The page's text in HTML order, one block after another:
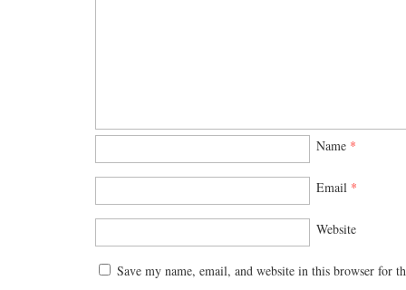
Name *
Email *
Website
Save my name, email, and website in this browser for